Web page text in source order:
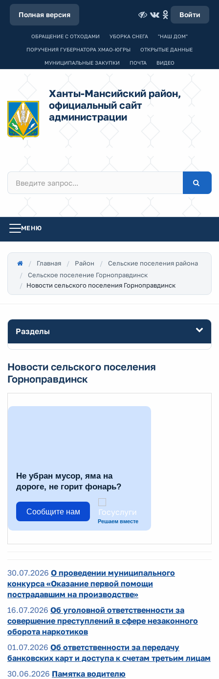
Полная версия Войти
ОБРАЩЕНИЕ С ОТХОДАМИ УБОРКА СНЕГА "НАШ ДОМ"
ПОРУЧЕНИЯ ГУБЕРНАТОРА ХМАО-ЮГРЫ ОТКРЫТЫЕ ДАННЫЕ
МУНИЦИПАЛЬНЫЕ ЗАКУПКИ ПОЧТА ВИДЕО
Ханты-Мансийский район,
официальный сайт
администрации
МЕНЮ
Главная Район
Сельские поселения района
Сельское поселение Горноправдинск
Новости сельского поселения Горноправдинск
Разделы
Новости сельского поселения
Горноправдинск
Не убран мусор, яма на
дороге, не горит фонарь?
Сообщите нам
Решаем вместе
30.07.2026 О проведении муниципального
конкурса «Оказание первой помощи
пострадавшим на производстве»
16.07.2026 Об уголовной ответственности за
совершение преступлений в сфере незаконного
оборота наркотиков
01.07.2026 Об ответственности за передачу
банковских карт и доступа к счетам третьим лицам
30.06.2026 Памятка водителю